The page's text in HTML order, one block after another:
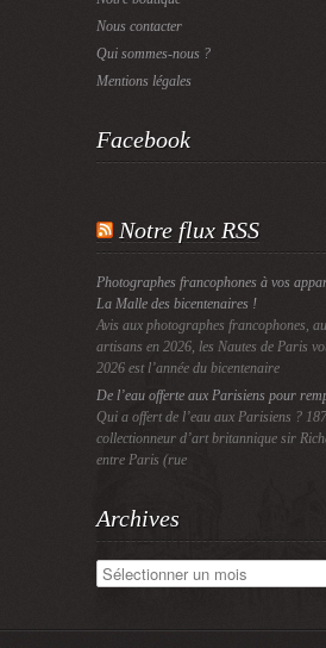
Nous contacter
Qui sommes-nous ?
Mentions légales
Facebook
Notre flux RSS
Photographes francophones à vos
La Malle des bicentenaires !
Avis aux photographes francophones,
artisans en 2026, les Nautes de Paris
2026 est l’année du bicentenaire
De l’eau offerte aux Parisiens pour
Qui a offert de l’eau aux Parisiens ?
collectionneur d’art britannique sir
entre Paris (rue
Archives
Archives